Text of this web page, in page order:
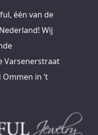
één van de
Wij
Varsenerstraat
in ’t